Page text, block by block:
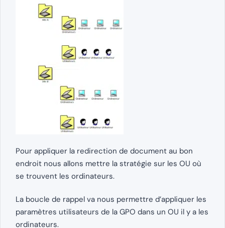
Pour appliquer la redirection de document au bon
endroit nous allons mettre la stratégie sur les OU où
se trouvent les ordinateurs.
La boucle de rappel va nous permettre d’appliquer les
paramètres utilisateurs de la GPO dans un OU il y a les
ordinateurs.